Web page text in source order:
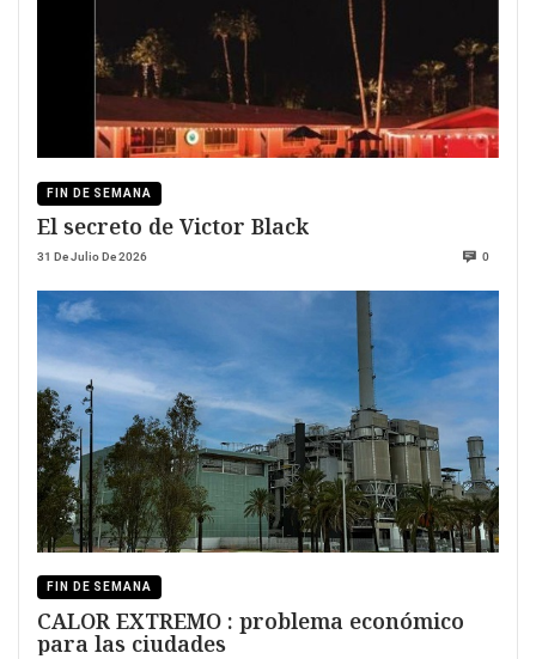
FIN DE SEMANA
El secreto de Victor Black
31 De Julio De 2026 0
FIN DE SEMANA
CALOR EXTREMO : problema económico
para las ciudades